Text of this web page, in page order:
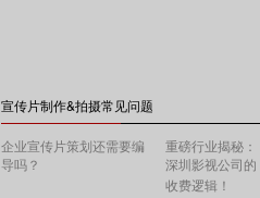
宣传片制作&拍摄常见问题
企业宣传片策划还需要编
导吗？
重磅行业揭秘：
深圳影视公司的
收费逻辑！